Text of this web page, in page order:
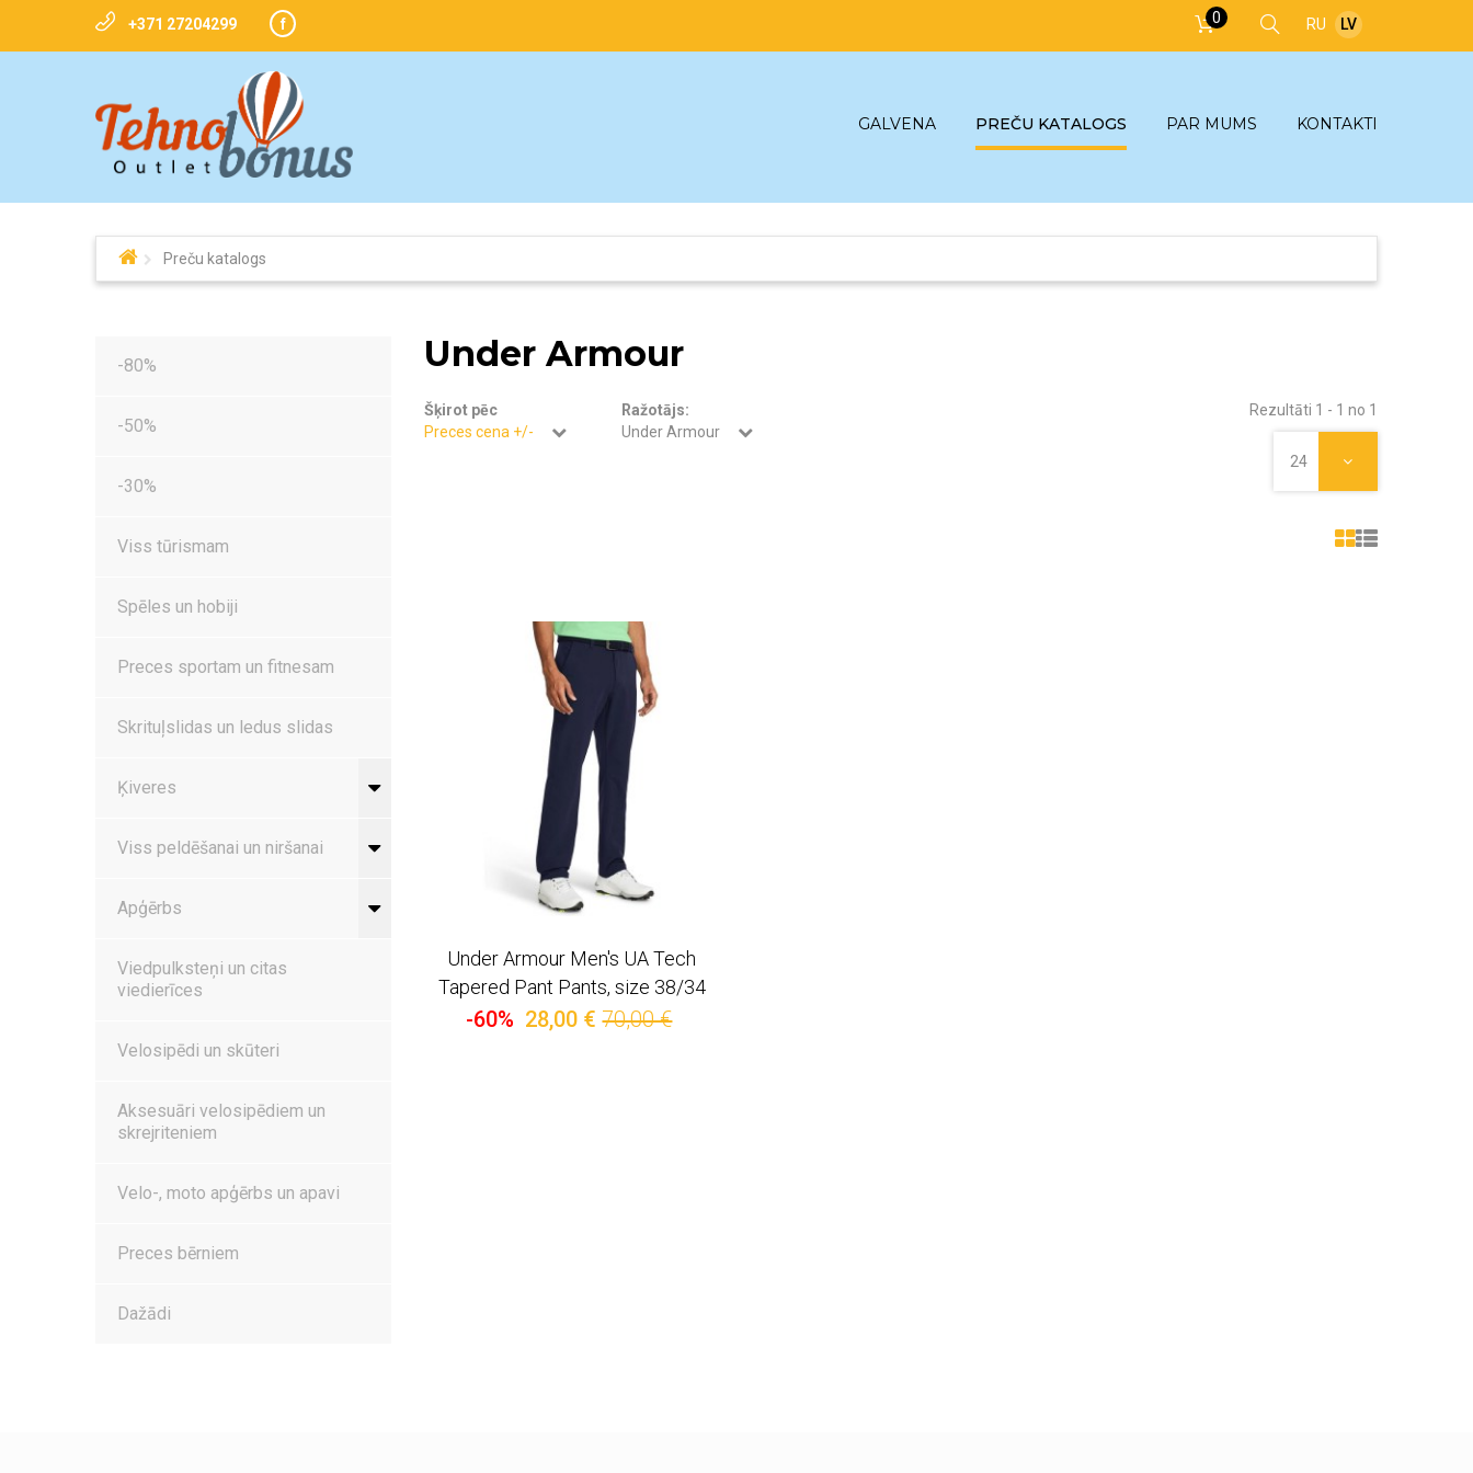
RU LV
0
+371 27204299 f
GALVENA PREČU KATALOGS PAR MUMS KONTAKTI
Preču katalogs
-80%
-50%
-30%
Viss tūrismam
Spēles un hobiji
Preces sportam un fitnesam
Skrituļslidas un ledus slidas
Ķiveres
Viss peldēšanai un niršanai
Apģērbs
Viedpulksteņi un citas
viedierīces
Velosipēdi un skūteri
Aksesuāri velosipēdiem un
skrejriteniem
Velo-, moto apģērbs un apavi
Preces bērniem
Dažādi
Under Armour
Šķirot pēc
Preces cena +/-
Ražotājs:
Under Armour
Rezultāti 1 - 1 no 1
24
Under Armour Men's UA Tech
Tapered Pant Pants, size 38/34
-60% 28,00 € 70,00 €